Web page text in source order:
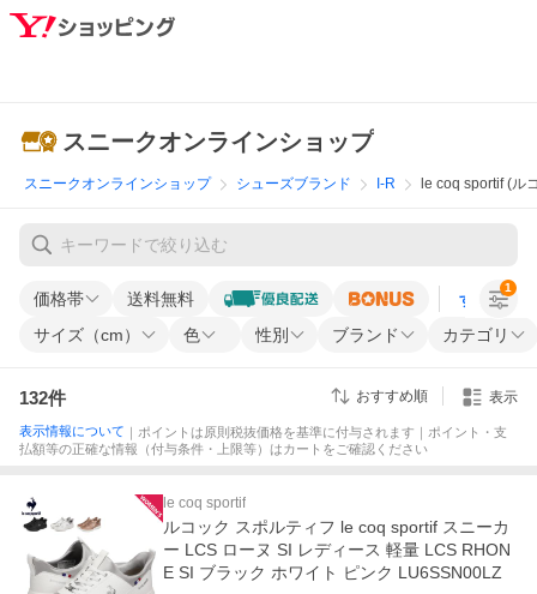
スニークオンラインショップ
スニークオンラインショップ シューズブランド I-R le coq sportif (ル
価格帯 送料無料 すべての条
サイズ（cm） 色 性別 ブランド カテゴリ
1
132件 おすすめ順 表示
表示情報について ｜ポイントは原則税抜価格を基準に付与されます｜ポイント・支
払額等の正確な情報（付与条件・上限等）はカートをご確認ください
le coq sportif
ルコック スポルティフ le coq sportif スニーカ
ー LCS ローヌ SI レディース 軽量 LCS RHON
E SI ブラック ホワイト ピンク LU6SSN00LZ